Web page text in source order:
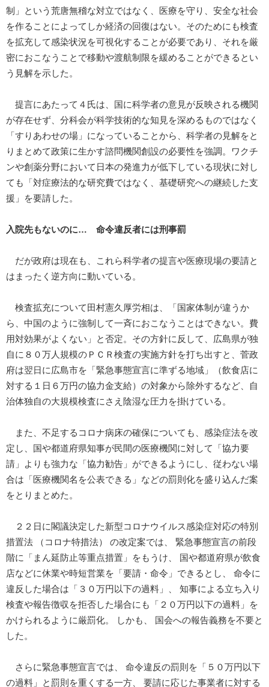
制」という荒唐無稽な対立ではなく、医療を守り、安全な社会
を作ることによってしか経済の回復はない。そのためにも検査
を拡充して感染状況を可視化することが必要であり、それを厳
密におこなうことで移動や渡航制限を緩めることができるとい
う見解を示した。
提言にあたって４氏は、国に科学者の意見が反映される機関
が存在せず、分科会が科学技術的な知見を深めるものではなく
「すりあわせの場」になっていることから、科学者の見解をと
りまとめて政策に生かす諮問機関創設の必要性を強調。ワクチ
ンや創薬分野において日本の発進力が低下している現状に対し
ても「対症療法的な研究費ではなく、基礎研究への継続した支
援」を要請した。
入院先もないのに… 命令違反者には刑事罰
だが政府は現在も、これら科学者の提言や医療現場の要請と
はまったく逆方向に動いている。
検査拡充について田村憲久厚労相は、「国家体制が違うか
ら、中国のように強制して一斉におこなうことはできない。費
用対効果がよくない」と否定。その方針に反して、広島県が独
自に８０万人規模のＰＣＲ検査の実施方針を打ち出すと、菅政
府は翌日に広島市を「緊急事態宣言に準ずる地域」（飲食店に
対する１日６万円の協力金支給）の対象から除外するなど、自
治体独自の大規模検査にさえ陰湿な圧力を掛けている。
また、不足するコロナ病床の確保についても、感染症法を改
定し、国や都道府県知事が民間の医療機関に対して「協力要
請」よりも強力な「協力勧告」ができるようにし、従わない場
合は「医療機関名を公表できる」などの罰則化を盛り込んだ案
をとりまとめた。
２２日に閣議決定した新型コロナウイルス感染症対応の特別
措置法 （コロナ特措法） の改定案では、 緊急事態宣言の前段
階に「まん延防止等重点措置」をもうけ、 国や都道府県が飲食
店などに休業や時短営業を「要請・命令」できるとし、 命令に
違反した場合は「３０万円以下の過料」、 知事による立ち入り
検査や報告徴収を拒否した場合にも「２０万円以下の過料」を
かけられるように厳罰化。 しかも、 国会への報告義務を不要と
した。
さらに緊急事態宣言では、 命令違反の罰則を「５０万円以下
の過料」と罰則を重くする一方、 要請に応じた事業者に対する